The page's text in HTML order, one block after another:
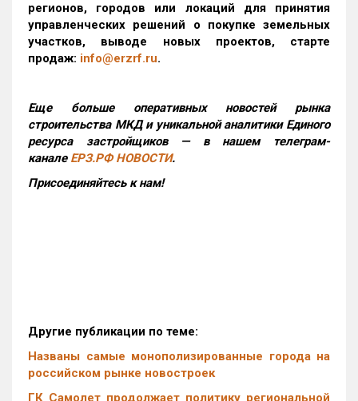
регионов, городов или локаций для принятия
управленческих решений о покупке земельных
участков, выводе новых проектов, старте
продаж: info@erzrf.ru.
Еще больше оперативных новостей рынка
строительства МКД и уникальной аналитики Единого
ресурса застройщиков — в нашем телеграм-
канале ЕРЗ.РФ НОВОСТИ.
Присоединяйтесь к нам!
Другие публикации по теме:
Названы самые монополизированные города на
российском рынке новостроек